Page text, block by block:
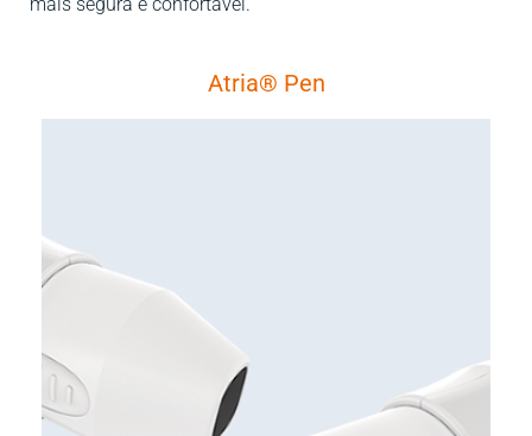
Atria® Pen